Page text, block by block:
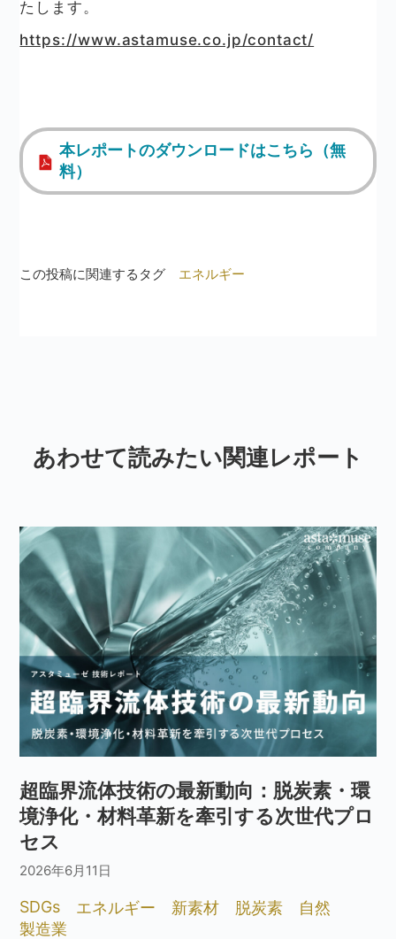
たします。
https://www.astamuse.co.jp/contact/
本レポートのダウンロードはこちら（無
料）
この投稿に関連するタグ エネルギー
あわせて読みたい関連レポート
超臨界流体技術の最新動向：脱炭素・環
境浄化・材料革新を牽引する次世代プロ
セス
2026年6月11日
SDGs エネルギー 新素材 脱炭素
自然
製造業